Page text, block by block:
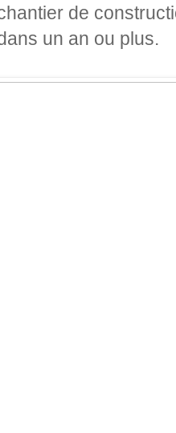
de
un an ou plus.